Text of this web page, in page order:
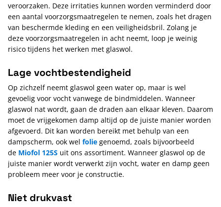
veroorzaken. Deze irritaties kunnen worden verminderd door
een aantal voorzorgsmaatregelen te nemen, zoals het dragen
van beschermde kleding en een veiligheidsbril. Zolang je
deze voorzorgsmaatregelen in acht neemt, loop je weinig
risico tijdens het werken met glaswol.
Lage vochtbestendigheid
Op zichzelf neemt glaswol geen water op, maar is wel
gevoelig voor vocht vanwege de bindmiddelen. Wanneer
glaswol nat wordt, gaan de draden aan elkaar kleven. Daarom
moet de vrijgekomen damp altijd op de juiste manier worden
afgevoerd. Dit kan worden bereikt met behulp van een
dampscherm, ook wel folie genoemd, zoals bijvoorbeeld
de Miofol 125S uit ons assortiment. Wanneer glaswol op de
juiste manier wordt verwerkt zijn vocht, water en damp geen
probleem meer voor je constructie.
Niet drukvast